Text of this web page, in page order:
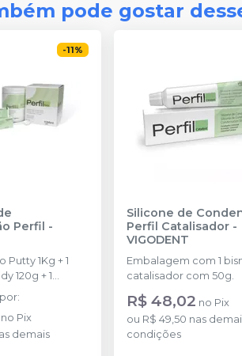
pode gostar
-11%
Perfil -
Putty 1Kg + 1
120g + 1
por:
no Pix
demais
Silicone de
Perfil Catalisador -
VIGODENT
Embalagem com 1
catalisador com 50g.
R$ 48,02 no Pix
ou R$ 49,50 nas
condições